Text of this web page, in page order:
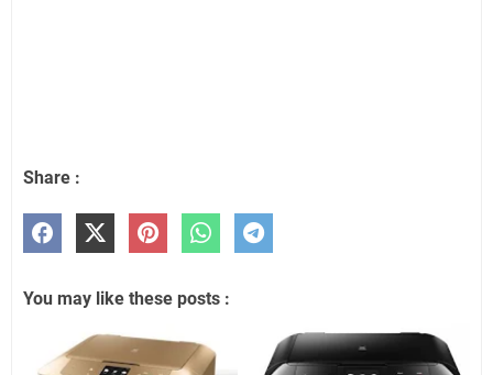
Share :
You may like these posts :